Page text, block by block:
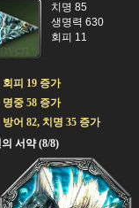
치명 85
생명력 630
회피 11
회피 19 증가
명중 58 증가
방어 82, 치명 35 증가
서약 (8/8)